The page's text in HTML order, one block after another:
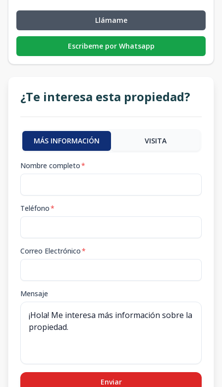
Llámame
Escribeme por Whatsapp
¿Te interesa esta propiedad?
MÁS INFORMACIÓN VISITA
Nombre completo*
Teléfono*
Correo Electrónico*
Mensaje
Enviar